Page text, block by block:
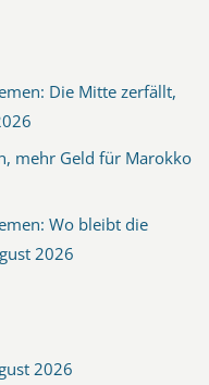
Die Mitte zerfällt,
mehr Geld für Marokko
Wo bleibt die
2026
2026